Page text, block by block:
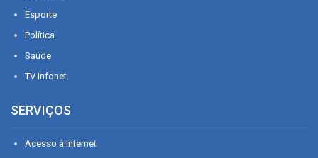
Esporte
Política
Saúde
TV Infonet
SERVIÇOS
Acesso à Internet